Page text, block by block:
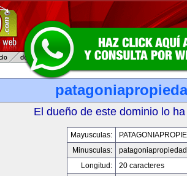
El dueño de este dominio lo
Mayusculas:
Minusculas:
Longitud:
20 caracteres